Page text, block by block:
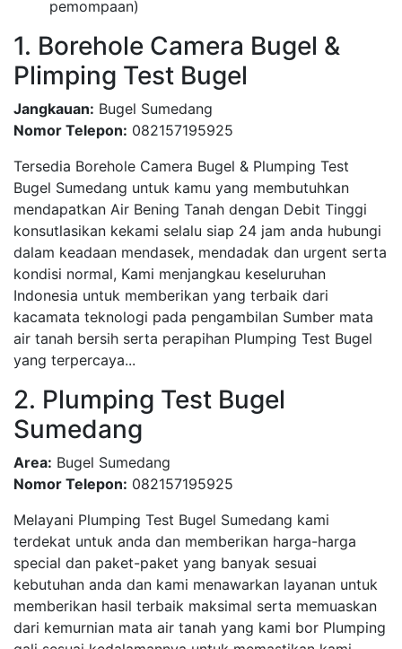
pemompaan)
1. Borehole Camera Bugel &
Plimping Test Bugel
Jangkauan: Bugel Sumedang
Nomor Telepon: 082157195925
Tersedia Borehole Camera Bugel & Plumping Test
Bugel Sumedang untuk kamu yang membutuhkan
mendapatkan Air Bening Tanah dengan Debit Tinggi
konsutlasikan kekami selalu siap 24 jam anda hubungi
dalam keadaan mendasek, mendadak dan urgent serta
kondisi normal, Kami menjangkau keseluruhan
Indonesia untuk memberikan yang terbaik dari
kacamata teknologi pada pengambilan Sumber mata
air tanah bersih serta perapihan Plumping Test Bugel
yang terpercaya...
2. Plumping Test Bugel
Sumedang
Area: Bugel Sumedang
Nomor Telepon: 082157195925
Melayani Plumping Test Bugel Sumedang kami
terdekat untuk anda dan memberikan harga-harga
special dan paket-paket yang banyak sesuai
kebutuhan anda dan kami menawarkan layanan untuk
memberikan hasil terbaik maksimal serta memuaskan
dari kemurnian mata air tanah yang kami bor Plumping